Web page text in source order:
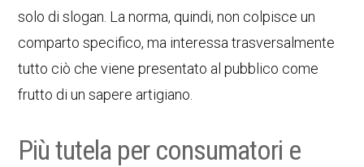
solo di slogan. La norma, quindi, non colpisce un
comparto specifico, ma interessa trasversalmente
tutto ciò che viene presentato al pubblico come
frutto di un sapere artigiano.
Più tutela per consumatori e